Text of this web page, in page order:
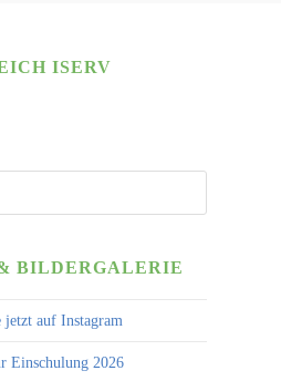
ISERV
BILDERGALERIE
jetzt auf Instagram
Einschulung 2026